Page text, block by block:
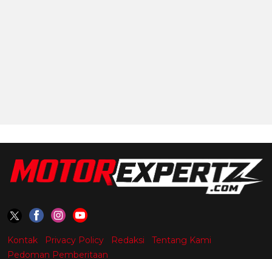
Kontak Privacy Policy Redaksi
Tentang Kami
Pedoman Pemberitaan